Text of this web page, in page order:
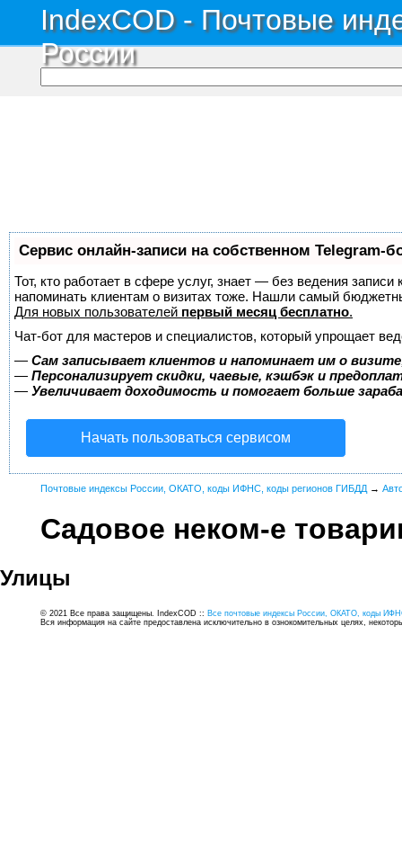
IndexCOD - Почтовые
России
Сервис онлайн-записи на собственном Telegram-
Тот, кто работает в сфере услуг, знает — без ведения
напоминать клиентам о визитах тоже. Нашли самый
Для новых пользователей первый месяц бесплатно.
Чат-бот для мастеров и специалистов, который упрощает
— Сам записывает клиентов и напоминает им о
— Персонализирует скидки, чаевые, кэшбэк и
— Увеличивает доходимость и помогает больше
Начать пользоваться сервисом
Почтовые индексы России, ОКАТО, коды ИФНС, коды регионов ГИБДД →
Садовое неком-е
Улицы
© 2021 Все права защищены. IndexCOD :: Все почтовые индексы России, ОКАТО, коды
Вся информация на сайте предоставлена исключительно в ознокомительных целях,